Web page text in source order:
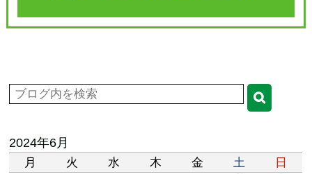
2024年6月
月 火 水 木 金 土
日